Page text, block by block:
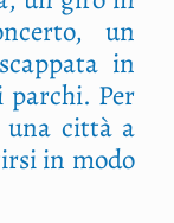
un
in
parchi. Per
una città a
in modo